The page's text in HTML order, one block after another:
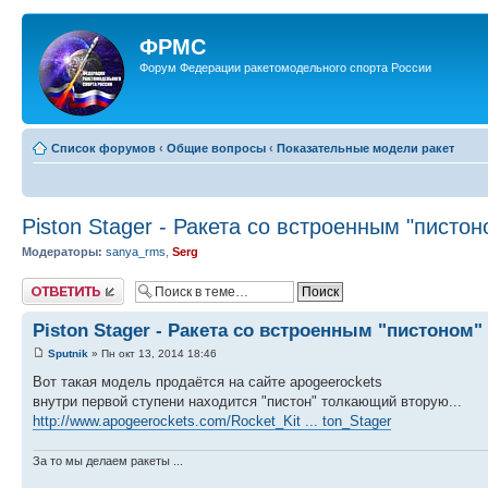
ФРМС
Форум Федерации ракетомодельного спорта России
Список форумов ‹ Общие вопросы ‹ Показательные модели ракет
Piston Stager - Ракета со встроенным
Модераторы: sanya_rms Serg
Ответить
Piston Stager - Ракета со встроенным "пистоном"
Sputnik » Пн окт 13, 2014 18:46
Вот такая модель продаётся на сайте apogeerockets
внутри первой ступени находится "пистон" толкающий вторую...
http://www.apogeerockets.com/Rocket_Kit ... ton_Stager
За то мы делаем ракеты ...